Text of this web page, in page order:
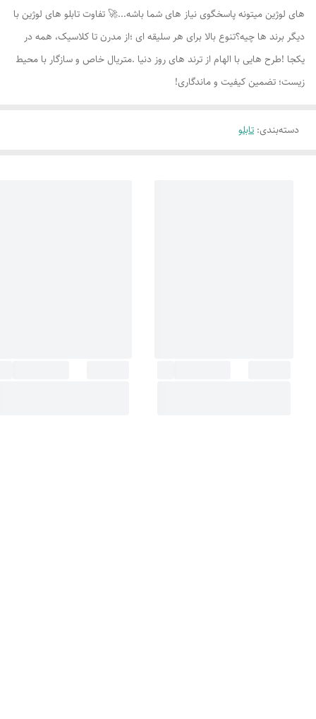
های لوژين میتونه پاسخگوی نیاز های شما باشه...🚀 تفاوت تابلو های لوژين با
دیگر برند ها چیه؟تنوع بالا برای هر سلیقه ای ؛از مدرن تا کلاسیک، همه در
یکجا !طرح هایی با الهام از ترند های روز دنیا .متریال خاص و سازگار با محیط
زیست؛ تضمین کیفیت و ماندگاری!
دسته‌بندی: تابلو